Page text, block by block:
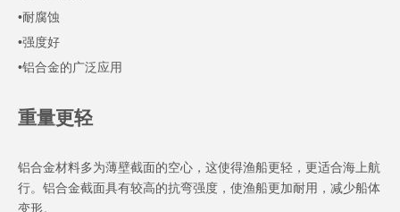
•耐腐蚀
•强度好
•铝合金的广泛应用
重量更轻
铝合金材料多为薄壁截面的空心，这使得渔船更轻，更适合海上航
行。铝合金截面具有较高的抗弯强度，使渔船更加耐用，减少船体
变形。